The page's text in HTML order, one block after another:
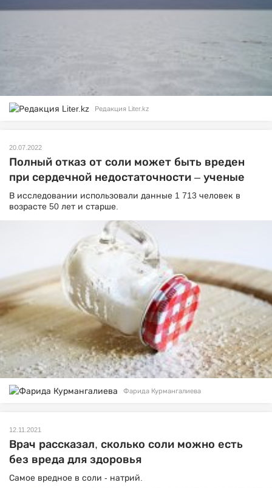
Редакция Liter.kz
20.07.2022
Полный отказ от соли может быть вреден
при сердечной недостаточности – ученые
В исследовании использовали данные 1 713 человек в
возрасте 50 лет и старше.
Фарида Курмангалиева
12.11.2021
Врач рассказал, сколько соли можно есть
без вреда для здоровья
Самое вредное в соли - натрий.